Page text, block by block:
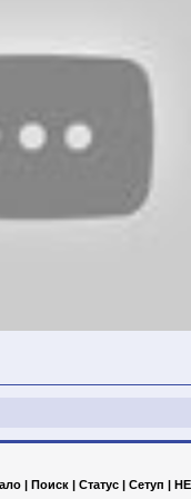
| Поиск | Статус | Сетуп |